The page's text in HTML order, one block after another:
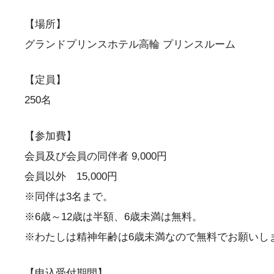
【場所】
グランドプリンスホテル高輪 プリンスルーム
【定員】
250名
【参加費】
会員及び会員の同伴者 9,000円
会員以外 15,000円
※同伴は3名まで。
※6歳～12歳は半額、6歳未満は無料。
※わたしは精神年齢は6歳未満なので無料でお願いし